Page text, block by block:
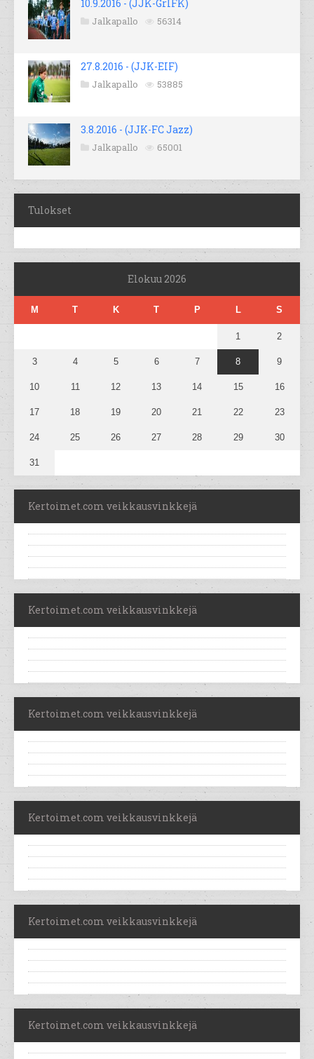
10.9.2016 - (JJK-GrIFK)
Jalkapallo 56314
27.8.2016 - (JJK-EIF)
Jalkapallo 53885
3.8.2016 - (JJK-FC Jazz)
Jalkapallo 65001
Tulokset
Elokuu 2026
M T K T P L S
1 2
3 4 5 6 7 8 9
10 11 12 13 14 15 16
17 18 19 20 21 22 23
24 25 26 27 28 29 30
31
Kertoimet.com veikkausvinkkejä
Kertoimet.com veikkausvinkkejä
Kertoimet.com veikkausvinkkejä
Kertoimet.com veikkausvinkkejä
Kertoimet.com veikkausvinkkejä
Kertoimet.com veikkausvinkkejä